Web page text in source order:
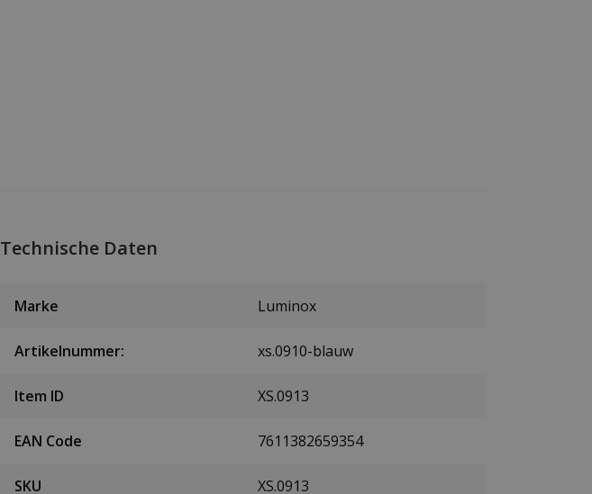
Technische Daten
Marke Luminox
Artikelnummer: xs.0910-blauw
Item ID XS.0913
EAN Code 7611382659354
SKU XS.0913